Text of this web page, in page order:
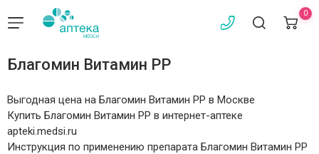
0
Благомин Витамин PP
Выгодная цена на Благомин Витамин PP в Москве
Купить Благомин Витамин PP в интернет-аптеке
apteki.medsi.ru
Инструкция по применению препарата Благомин Витамин PP